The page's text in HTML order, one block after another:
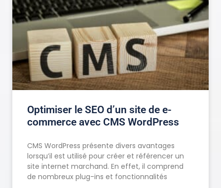
Optimiser le SEO d’un site de e-
commerce avec CMS WordPress
CMS WordPress présente divers avantages
lorsqu’il est utilisé pour créer et référencer un
site internet marchand. En effet, il comprend
de nombreux plug-ins et fonctionnalités